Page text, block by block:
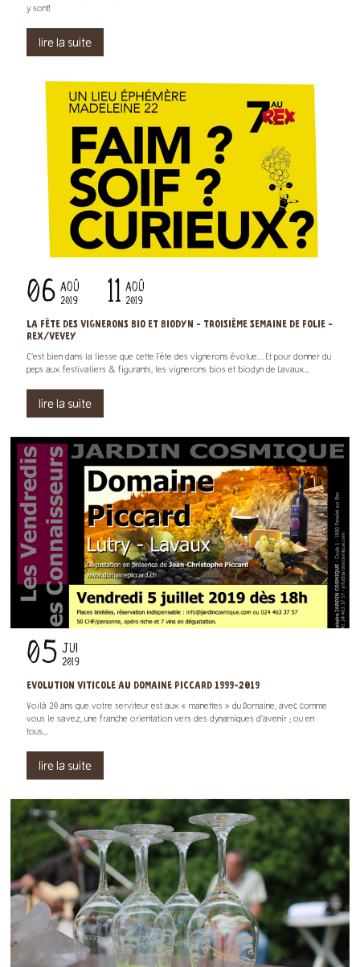
y sont!
lire la suite
06 AOÛ
2019 11 AOÛ
2019
LA FÊTE DES VIGNERONS BIO ET BIODYN - TROISIÈME SEMAINE DE FOLIE -
REX/VEVEY
C’est bien dans la liesse que cette Fête des vignerons évolue… Et pour donner du
peps aux festivaliers & figurants, les vignerons bios et biodyn de Lavaux...
lire la suite
05 JUI
2019
EVOLUTION VITICOLE AU DOMAINE PICCARD 1999-2019
Voilà 20 ans que votre serviteur est aux « manettes » du Domaine, avec comme
vous le savez, une franche orientation vers des dynamiques d’avenir ; ou en
tous...
lire la suite